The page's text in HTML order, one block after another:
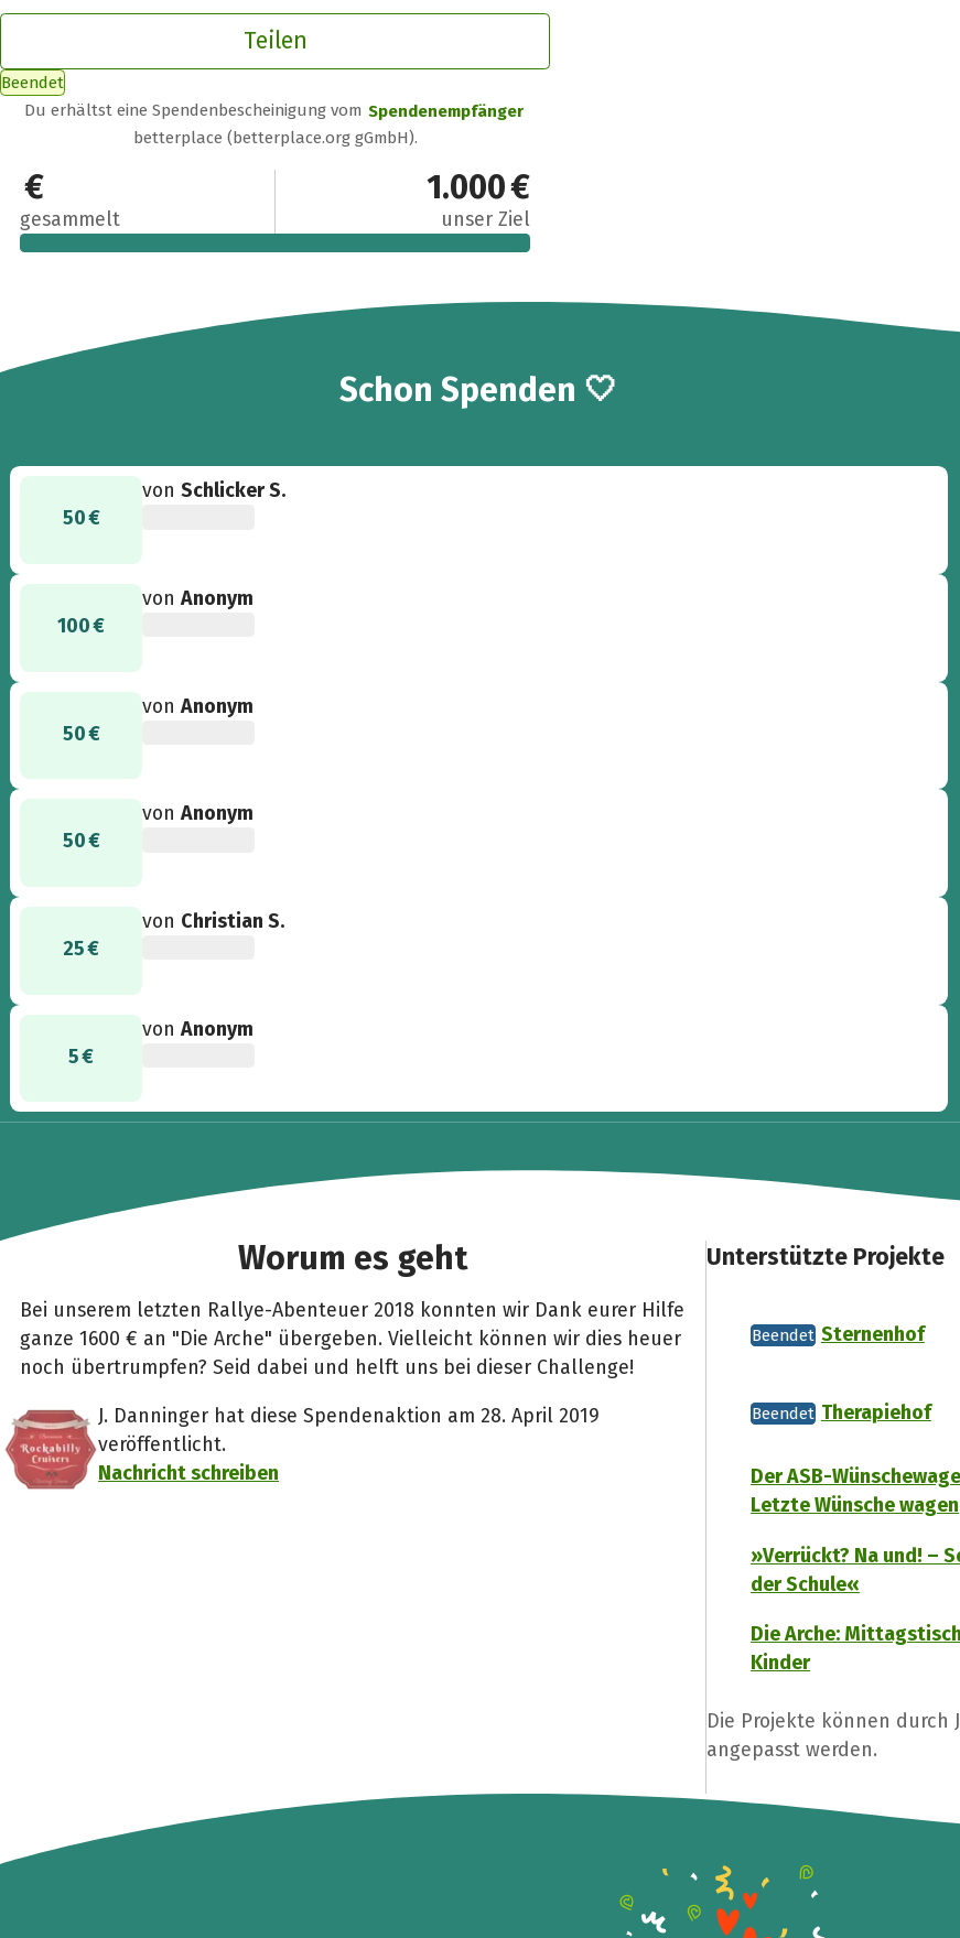
Teilen
Beendet
Du erhältst eine Spendenbescheinigung vom Spendenempfänger
betterplace (betterplace.org gGmbH).
1.045 €
gesammelt
1.000 €
unser Ziel
Schon15
Spenden 🤍
50 €
vonSchlicker S.
100 €
vonAnonym
50 €
vonAnonym
50 €
vonAnonym
25 €
von Christian S.
5 €
vonAnonym
Worum es geht
Bei unserem letzten Rallye-Abenteuer 2018 konnten wir Dank eurer Hilfe
ganze 1600 € an "Die Arche" übergeben. Vielleicht können wir dies heuer
noch übertrumpfen? Seid dabei und helft uns bei dieser Challenge!
J. Danninger hat diese Spendenaktion am 28. April 2019
veröffentlicht.
Nachricht schreiben
Unterstützte Projekte
Beendet Sternenhof
Beendet Therapiehof
Der ASB-
Letzte Wünsche wagen
»Verrückt? Na und! –
der Schule«
Die Arche:
Kinder
Die Projekte können durch
angepasst werden.